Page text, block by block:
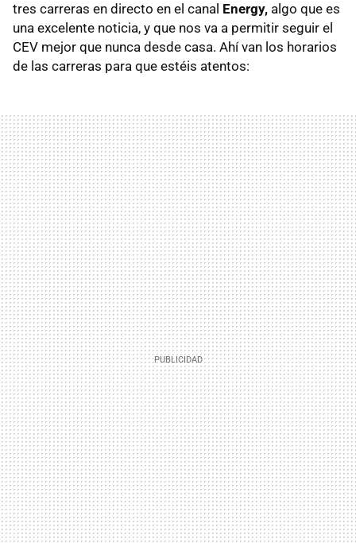
tres carreras en directo en el canal Energy, algo que es
una excelente noticia, y que nos va a permitir seguir el
CEV mejor que nunca desde casa. Ahí van los horarios
de las carreras para que estéis atentos: